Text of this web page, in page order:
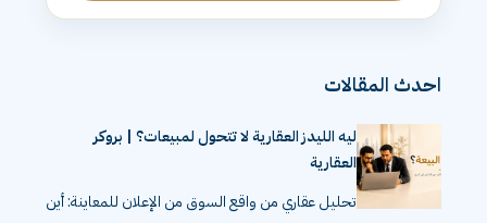
احدث المقالات
ليه الليدز العقارية لا تتحول لمبيعات؟ | بروكر
العقارية
تحليل عقاري من واقع السوق من الإعلان للمعاينة: أين